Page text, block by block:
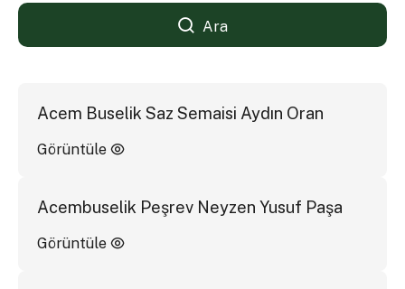
Ara
Acem Buselik Saz Semaisi Aydın Oran
Görüntüle
Acembuselik Peşrev Neyzen Yusuf Paşa
Görüntüle